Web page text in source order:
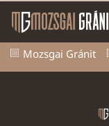
Mozsgai Gránit